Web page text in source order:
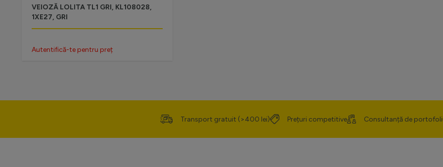
VEIOZĂ LOLITA TL1 GRI, KL108028,
1XE27, GRI
Autentifică-te pentru preț
Transport gratuit (>400 lei) Prețuri competitive Consultanță de